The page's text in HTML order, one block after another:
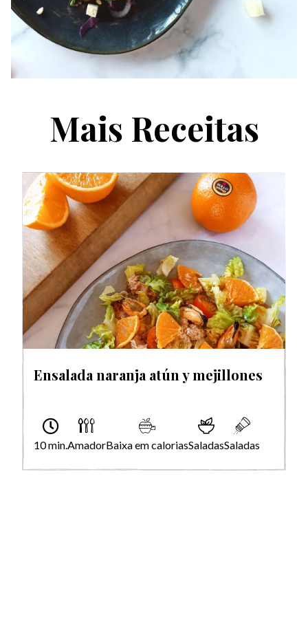
Mais Receitas
Ensalada naranja atún y mejillones
10 min.AmadorBaixa em caloriasSaladasSaladas